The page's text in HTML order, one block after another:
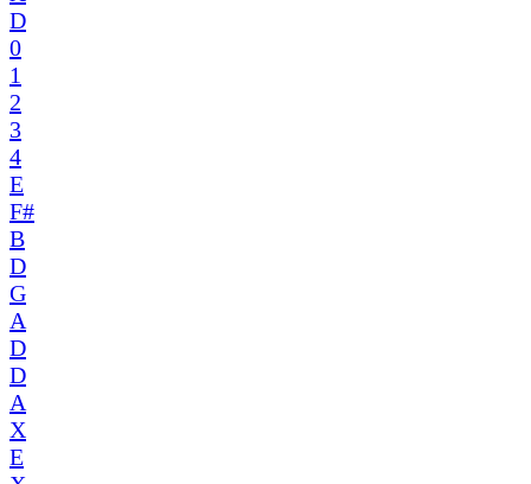
D
0
1
2
3
4
E
F#
B
D
G
A
D
D
A
X
E